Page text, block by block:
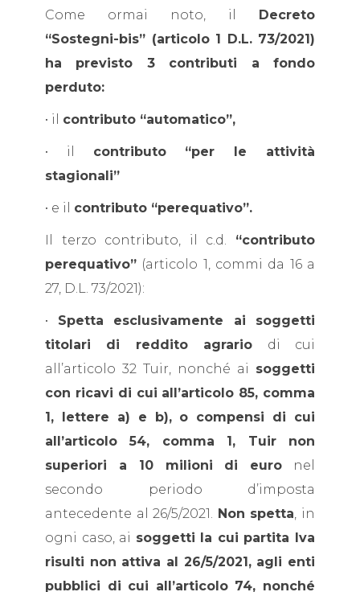
Come ormai noto, il
Decreto
“Sostegni-bis” (articolo 1 D.L. 73/2021)
ha previsto 3 contributi a fondo
perduto:
• il contributo “automatico”,
• il contributo “per le attività
stagionali”
• e il contributo “perequativo”.
Il terzo contributo, il c.d. “contributo
perequativo” (articolo 1, commi da 16 a
27, D.L. 73/2021):
• Spetta esclusivamente ai soggetti
titolari di reddito agrario di cui
all’articolo 32 Tuir, nonché ai soggetti
con ricavi di cui all’articolo 85, comma
1, lettere a) e b), o compensi di cui
all’articolo 54, comma 1, Tuir non
superiori a 10 milioni di euro nel
secondo periodo d’imposta
antecedente al 26/5/2021. Non spetta, in
ogni caso, ai soggetti la cui partita Iva
risulti non attiva al 26/5/2021, agli enti
pubblici di cui all’articolo 74, nonché